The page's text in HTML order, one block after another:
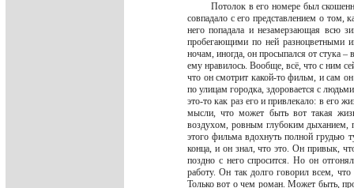
Потолок в его номере был
совпадало с его представлением о
него попадала и незамерзающая всю
пробегающими по ней разноцветными
ночам, иногда, он просыпался от стука
ему нравилось. Вообще, всё, что с ним
что он смотрит какой-то фильм, и сам
по улицам городка, здоровается с
это-то как раз его и привлекало: в его
мысли, что может быть вот такая
воздухом, ровным глубоким дыханием,
этого фильма вдохнуть полной грудью
конца, и он знал, что это. Он привык,
поздно с него спросится. Но он
работу. Он так долго говорил всем,
Только вот о чем роман. Может быть,